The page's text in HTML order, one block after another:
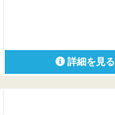
詳細を見る